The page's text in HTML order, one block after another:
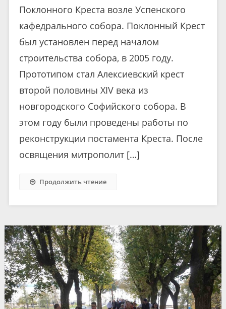
Поклонного Креста возле Успенского
кафедрального собора. Поклонный Крест
был установлен перед началом
строительства собора, в 2005 году.
Прототипом стал Алексиевский крест
второй половины XIV века из
новгородского Софийского собора. В
этом году были проведены работы по
реконструкции постамента Креста. После
освящения митрополит […]
Продолжить чтение